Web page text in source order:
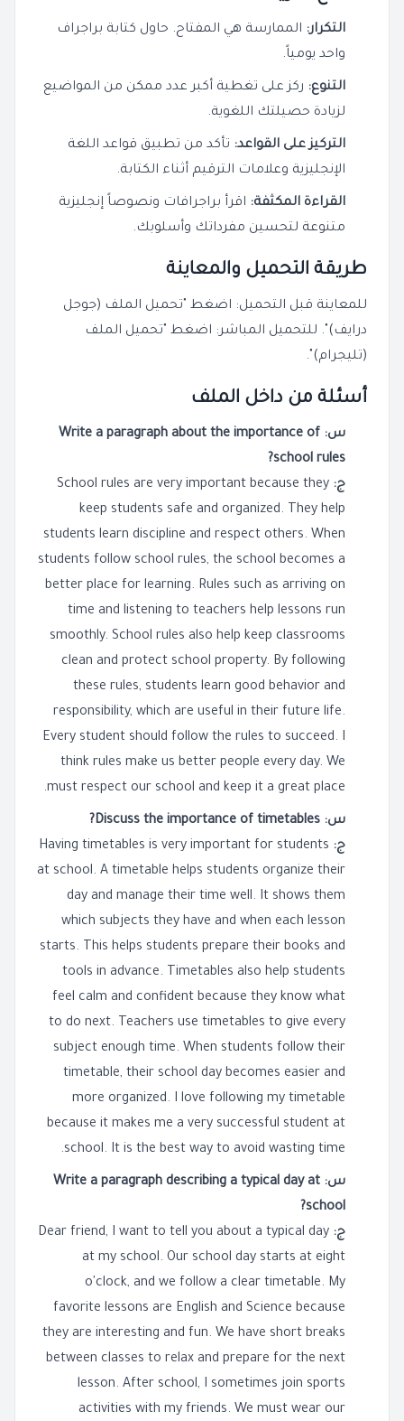
التكرار: الممارسة هي المفتاح. حاول كتابة براجراف
واحد يومياً.
التنوع: ركز على تغطية أكبر عدد ممكن من المواضيع
لزيادة حصيلتك اللغوية.
التركيز على القواعد: تأكد من تطبيق قواعد اللغة
الإنجليزية وعلامات الترقيم أثناء الكتابة.
القراءة المكثفة: اقرأ براجرافات ونصوصاً إنجليزية
متنوعة لتحسين مفرداتك وأسلوبك.
طريقة التحميل والمعاينة
للمعاينة قبل التحميل: اضغط "تحميل الملف (جوجل
درايف)". للتحميل المباشر: اضغط "تحميل الملف
(تليجرام)".
أسئلة من داخل الملف
س: Write a paragraph about the importance of
school rules?
ج: School rules are very important because they
keep students safe and organized. They help
students learn discipline and respect others. When
students follow school rules, the school becomes a
better place for learning. Rules such as arriving on
time and listening to teachers help lessons run
smoothly. School rules also help keep classrooms
clean and protect school property. By following
these rules, students learn good behavior and
responsibility, which are useful in their future life.
Every student should follow the rules to succeed. I
think rules make us better people every day. We
must respect our school and keep it a great place.
س: Discuss the importance of timetables?
ج: Having timetables is very important for students
at school. A timetable helps students organize their
day and manage their time well. It shows them
which subjects they have and when each lesson
starts. This helps students prepare their books and
tools in advance. Timetables also help students
feel calm and confident because they know what
to do next. Teachers use timetables to give every
subject enough time. When students follow their
timetable, their school day becomes easier and
more organized. I love following my timetable
because it makes me a very successful student at
school. It is the best way to avoid wasting time.
س: Write a paragraph describing a typical day at
school?
ج: Dear friend, I want to tell you about a typical day
at my school. Our school day starts at eight
o'clock, and we follow a clear timetable. My
favorite lessons are English and Science because
they are interesting and fun. We have short breaks
between classes to relax and prepare for the next
lesson. After school, I sometimes join sports
activities with my friends. We must wear our